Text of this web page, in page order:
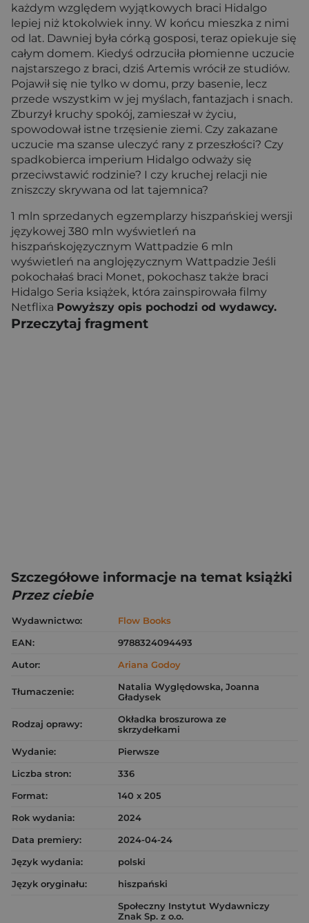
każdym względem wyjątkowych braci Hidalgo
lepiej niż ktokolwiek inny. W końcu mieszka z nimi
od lat. Dawniej była córką gosposi, teraz opiekuje się
całym domem. Kiedyś odrzuciła płomienne uczucie
najstarszego z braci, dziś Artemis wrócił ze studiów.
Pojawił się nie tylko w domu, przy basenie, lecz
przede wszystkim w jej myślach, fantazjach i snach.
Zburzył kruchy spokój, zamieszał w życiu,
spowodował istne trzęsienie ziemi. Czy zakazane
uczucie ma szanse uleczyć rany z przeszłości? Czy
spadkobierca imperium Hidalgo odważy się
przeciwstawić rodzinie? I czy kruchej relacji nie
zniszczy skrywana od lat tajemnica?
1 mln sprzedanych egzemplarzy hiszpańskiej wersji
językowej 380 mln wyświetleń na
hiszpańskojęzycznym Wattpadzie 6 mln
wyświetleń na anglojęzycznym Wattpadzie Jeśli
pokochałaś braci Monet, pokochasz także braci
Hidalgo Seria książek, która zainspirowała filmy
Netflixa Powyższy opis pochodzi od wydawcy.
Przeczytaj fragment
Szczegółowe informacje na temat książki
Przez ciebie
Wydawnictwo:
Flow Books
EAN:
9788324094493
Autor:
Ariana Godoy
Tłumaczenie:
Natalia Wyględowska, Joanna
Gładysek
Rodzaj oprawy:
Okładka broszurowa ze
skrzydełkami
Wydanie:
Pierwsze
Liczba stron:
336
Format:
140 x 205
Rok wydania:
2024
Data premiery:
2024-04-24
Język wydania:
polski
Język oryginału:
hiszpański
Społeczny Instytut Wydawniczy
Znak Sp. z o.o.